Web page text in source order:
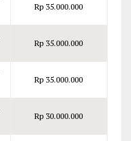
Rp 35.000.000
Rp 35.000.000
Rp 35.000.000
Rp 30.000.000